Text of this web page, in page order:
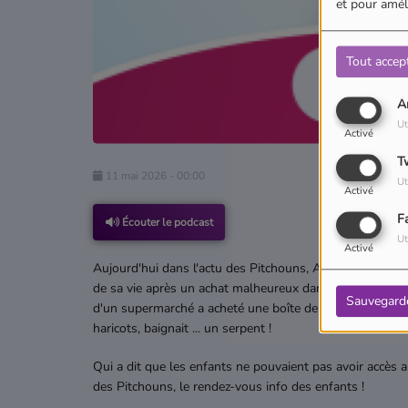
et pour
Tout
Activé
Activé
Activé
11 mai 2026 - 00:00
Écouter le podcast
Aujourd'hui dans l'actu des Pitchouns, Ambre nous
de sa vie après un achat malheureux dans un
d'un supermarché a acheté une boîte de conserve de
haricots, baignait ... un serpent !
Qui a dit que les enfants ne pouvaient pas avoir
des Pitchouns, le rendez-vous info des enfants !